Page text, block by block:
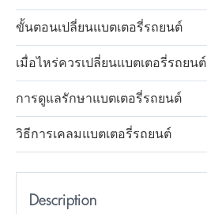
ขั้นตอนเปลี่ยนแบตเตอรี่รถยนต์
เมื่อไหร่ควรเปลี่ยนแบตเตอรี่รถยนต์
การดูแลรักษาแบตเตอรี่รถยนต์
วิธีการเคลมแบตเตอรี่รถยนต์
Description